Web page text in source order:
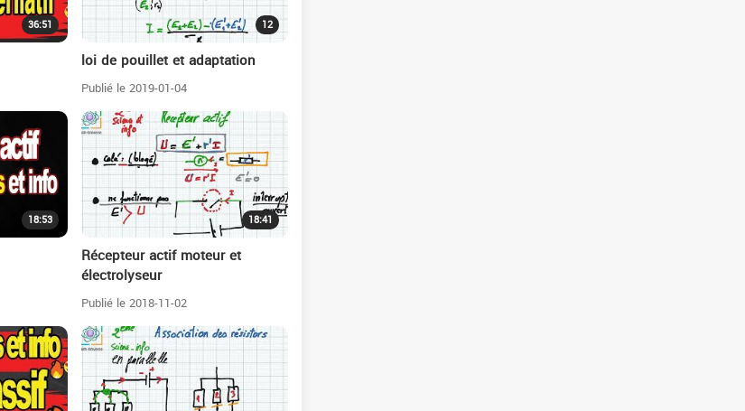
36:51 12
loi de pouillet et adaptation
Publié le 2019-01-04
18:53 18:41
Récepteur actif moteur et
électrolyseur
Publié le 2018-11-02